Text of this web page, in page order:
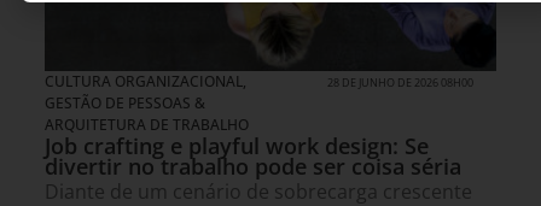
CULTURA ORGANIZACIONAL,
GESTÃO DE PESSOAS &
ARQUITETURA DE TRABALHO
28 DE JUNHO DE 2026 08H00
Job crafting e playful work design: Se
divertir no trabalho pode ser coisa séria
Diante de um cenário de sobrecarga crescente